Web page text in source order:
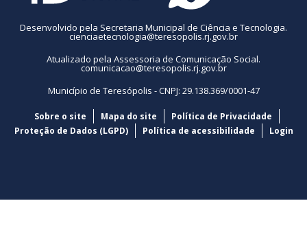
Desenvolvido pela Secretaria Municipal de Ciência e Tecnologia.
cienciaetecnologia@teresopolis.rj.gov.br
Atualizado pela Assessoria de Comunicação Social.
comunicacao@teresopolis.rj.gov.br
Município de Teresópolis - CNPJ: 29.138.369/0001-47
Sobre o site Mapa do site
Política de Privacidade
Proteção de Dados (LGPD)
Política de acessibilidade Login